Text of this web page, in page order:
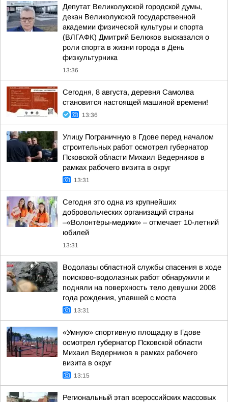
Депутат Великолукской городской думы,
декан Великолукской государственной
академии физической культуры и спорта
(ВЛГАФК) Дмитрий Белюков высказался о
роли спорта в жизни города в День
физкультурника
13:36
Сегодня, 8 августа, деревня Самолва
становится настоящей машиной времени!
13:36
Улицу Пограничную в Гдове перед началом
строительных работ осмотрел губернатор
Псковской области Михаил Ведерников в
рамках рабочего визита в округ
13:31
Сегодня это одна из крупнейших
добровольческих организаций страны
–«Волонтёры-медики» – отмечает 10-летний
юбилей
13:31
Водолазы областной службы спасения в ходе
поисково-водолазных работ обнаружили и
подняли на поверхность тело девушки 2008
года рождения, упавшей с моста
13:31
«Умную» спортивную площадку в Гдове
осмотрел губернатор Псковской области
Михаил Ведерников в рамках рабочего
визита в округ
13:15
Региональный этап всероссийских массовых